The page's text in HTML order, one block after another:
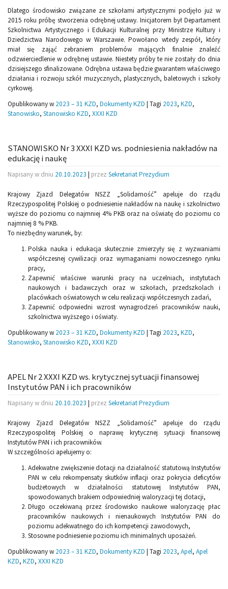
Dlatego środowisko związane ze szkołami artystycznymi podjęło już w
2015 roku próbę stworzenia odrębnej ustawy. Inicjatorem był Departament
Szkolnictwa Artystycznego i Edukacji Kulturalnej przy Ministrze Kultury i
Dziedzictwa Narodowego w Warszawie. Powołano wtedy zespół, który
miał się zająć zebraniem problemów mających finalnie znaleźć
odzwierciedlenie w odrębnej ustawie. Niestety próby te nie zostały do dnia
dzisiejszego sfinalizowane. Odrębna ustawa będzie gwarantem właściwego
działania i rozwoju szkół muzycznych, plastycznych, baletowych i szkoły
cyrkowej.
Opublikowany w 2023 – 31 KZD, Dokumenty KZD | Tagi 2023, KZD,
Stanowisko, Stanowisko KZD, XXXI KZD
STANOWISKO Nr 3 XXXI KZD ws. podniesienia nakładów na
edukację i naukę
Napisany w dniu 20.10.2023 | przez Sekretariat Prezydium
Krajowy Zjazd Delegatów NSZZ „Solidarność” apeluje do rządu
Rzeczypospolitej Polskiej o podniesienie nakładów na naukę i szkolnictwo
wyższe do poziomu co najmniej 4% PKB oraz na oświatę do poziomu co
najmniej 8 % PKB.
To niezbędny warunek, by:
Polska nauka i edukacja skutecznie zmierzyły się z wyzwaniami
współczesnej cywilizacji oraz wymaganiami nowoczesnego rynku
pracy,
Zapewnić właściwe warunki pracy na uczelniach, instytutach
naukowych i badawczych oraz w szkołach, przedszkolach i
placówkach oświatowych w celu realizacji współczesnych zadań,
Zapewnić odpowiedni wzrost wynagrodzeń pracowników nauki,
szkolnictwa wyższego i oświaty.
Opublikowany w 2023 – 31 KZD, Dokumenty KZD | Tagi 2023, KZD,
Stanowisko, Stanowisko KZD, XXXI KZD
APEL Nr 2 XXXI KZD ws. krytycznej sytuacji finansowej
Instytutów PAN i ich pracowników
Napisany w dniu 20.10.2023 | przez Sekretariat Prezydium
Krajowy Zjazd Delegatów NSZZ „Solidarność” apeluje do rządu
Rzeczypospolitej Polskiej o naprawę krytycznej sytuacji finansowej
Instytutów PAN i ich pracowników.
W szczególności apelujemy o:
Adekwatne zwiększenie dotacji na działalność statutową Instytutów
PAN w celu rekompensaty skutków inflacji oraz pokrycia deficytów
budżetowych w działalności statutowej Instytutów PAN,
spowodowanych brakiem odpowiedniej waloryzacji tej dotacji,
Długo oczekiwaną przez środowisko naukowe waloryzację płac
pracowników naukowych i nienaukowych Instytutów PAN do
poziomu adekwatnego do ich kompetencji zawodowych,
Stosowne podniesienie poziomu ich minimalnych uposażeń.
Opublikowany w 2023 – 31 KZD, Dokumenty KZD | Tagi 2023, Apel, Apel
KZD, KZD, XXXI KZD